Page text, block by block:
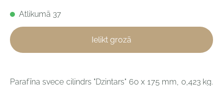
Atlikumā 37
Ielikt grozā
Parafīna svece cilindrs "Dzintars" 60 x 175 mm, 0,423 kg.